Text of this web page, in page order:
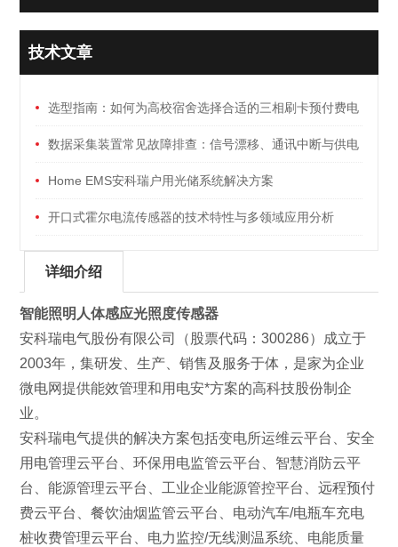
技术文章
选型指南：如何为高校宿舍选择合适的三相刷卡预付费电
能表数据采集装置常见故障排查：信号漂移、通讯中断与供电
异常Home EMS安科瑞户用光储系统解决方案
开口式霍尔电流传感器的技术特性与多领域应用分析
详细介绍
智能照明人体感应光照度传感器
安科瑞电气股份有限公司（股票代码：300286）成立于
2003年，集研发、生产、销售及服务于体，是家为企业
微电网提供能效管理和用电安*方案的高科技股份制企
业。
安科瑞电气提供的解决方案包括变电所运维云平台、安全
用电管理云平台、环保用电监管云平台、智慧消防云平
台、能源管理云平台、工业企业能源管控平台、远程预付
费云平台、餐饮油烟监管云平台、电动汽车/电瓶车充电
桩收费管理云平台、电力监控/无线测温系统、电能质量